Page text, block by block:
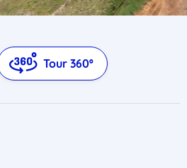
Tour 360º